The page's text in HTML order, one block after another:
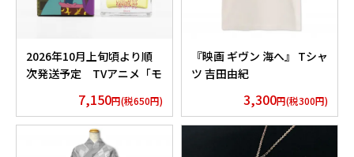
2026年10月上旬頃より順
次発送予定 TVアニメ「モ
7,150円(税650円)
『映画 ギヴン 海へ』 Tシャ
ツ 吉田由紀
3,300円(税300円)